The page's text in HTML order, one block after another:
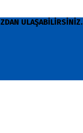
ULAŞABİLİRSİNİZ.